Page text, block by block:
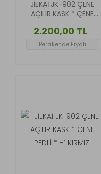
JİEKAİ JK-902 ÇENE
AÇILIR KASK * ÇENE
2.200,00 TL
Perakende Fiyatı